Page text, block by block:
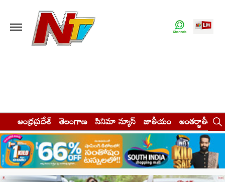
ఆంధ్రప్రదేశ్ తెలంగాణ సినిమా న్యూస్ జాతీయం అంతర్జాతీయం